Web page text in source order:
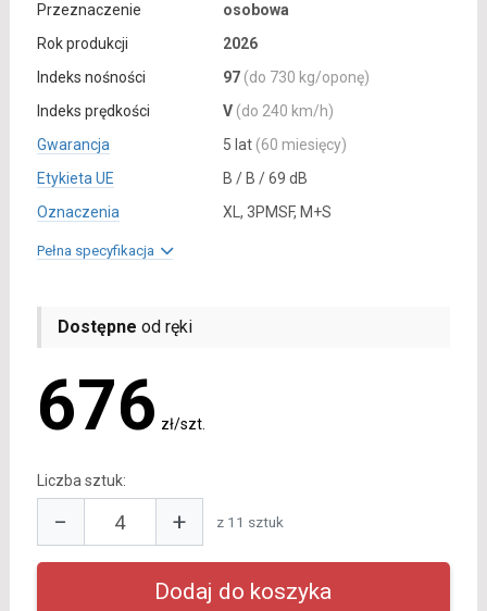
Przeznaczenie
osobowa
Rok produkcji
2026
Indeks nośności
97 (do 730 kg/oponę)
Indeks prędkości
V (do 240 km/h)
Gwarancja
5 lat (60 miesięcy)
Etykieta UE
B / B / 69 dB
Oznaczenia
XL, 3PMSF, M+S
Pełna specyfikacja
Dostępne od ręki
676 zł/szt.
Liczba sztuk:
− + z 11 sztuk